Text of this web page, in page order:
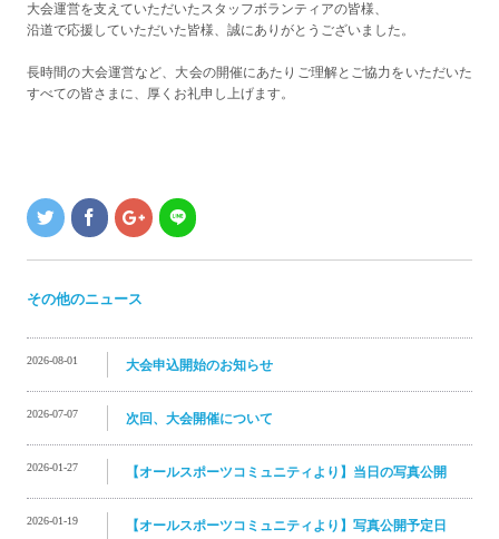
大会運営を支えていただいたスタッフボランティアの皆様、
沿道で応援していただいた皆様、誠にありがとうございました。
長時間の大会運営など、大会の開催にあたりご理解とご協力をいただいた
すべての皆さまに、厚くお礼申し上げます。
その他のニュース
2026-08-01 大会申込開始のお知らせ
2026-07-07 次回、大会開催について
2026-01-27 【オールスポーツコミュニティより】当日の写真公開
2026-01-19 【オールスポーツコミュニティより】写真公開予定日